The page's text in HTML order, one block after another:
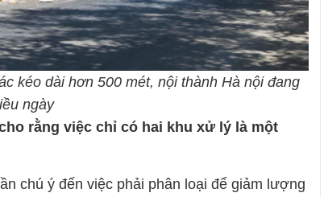
kéo dài hơn 500 mét, nội thành Hà nội đang
ngày
rằng việc chỉ có hai khu xử lý là một
chú ý đến việc phải phân loại để giảm lượng